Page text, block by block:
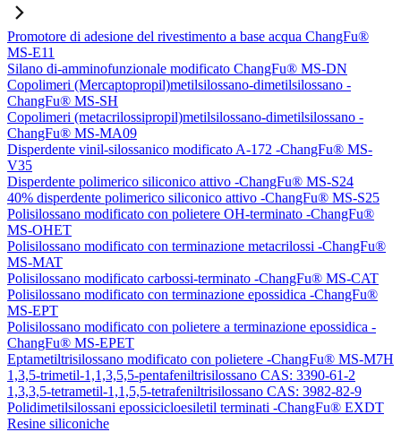
Promotore di adesione del rivestimento a base acqua ChangFu®
MS-E11
Silano di-amminofunzionale modificato ChangFu® MS-DN
Copolimeri (Mercaptopropil)metilsilossano-dimetilsilossano -
ChangFu® MS-SH
Copolimeri (metacrilossipropil)metilsilossano-dimetilsilossano -
ChangFu® MS-MA09
Disperdente vinil-silossanico modificato A-172 -ChangFu® MS-
V35
Disperdente polimerico siliconico attivo -ChangFu® MS-S24
40% disperdente polimerico siliconico attivo -ChangFu® MS-S25
Polisilossano modificato con polietere OH-terminato -ChangFu®
MS-OHET
Polisilossano modificato con terminazione metacrilossi -ChangFu®
MS-MAT
Polisilossano modificato carbossi-terminato -ChangFu® MS-CAT
Polisilossano modificato con terminazione epossidica -ChangFu®
MS-EPT
Polisilossano modificato con polietere a terminazione epossidica -
ChangFu® MS-EPET
Eptametiltrisilossano modificato con polietere -ChangFu® MS-M7H
1,3,5-trimetil-1,1,3,5,5-pentafeniltrisilossano CAS: 3390-61-2
1,3,3,5-tetrametil-1,1,5,5-tetrafeniltrisilossano CAS: 3982-82-9
Polidimetilsilossani epossicicloesiletil terminati -ChangFu® EXDT
Resine siliconiche